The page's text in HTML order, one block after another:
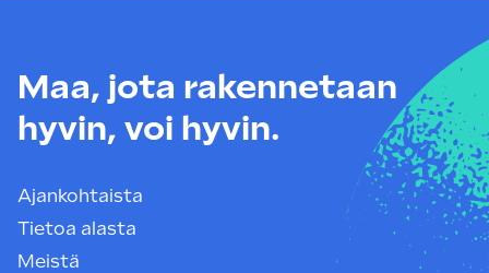
Maa, jota rakennetaan
hyvin, voi hyvin.
Ajankohtaista
Tietoa alasta
Meistä